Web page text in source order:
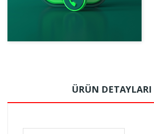
ÜRÜN DETAYLARI